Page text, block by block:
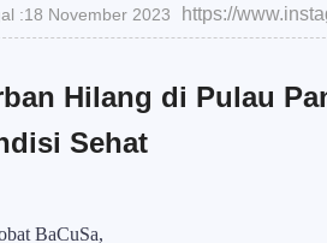
:18 November 2023 https://
Hilang di Pulau
Sehat
BaCuSa,